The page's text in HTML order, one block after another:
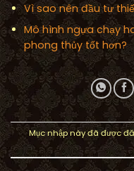
Vì sao nên đầu tư
Mô hình ngựa chạy
phong thủy tốt hơn?
Mục nhập này đã được